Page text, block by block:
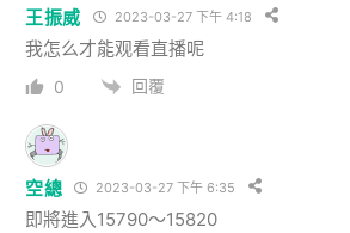
王振威 2023-03-27 下午 4:18
我怎么才能观看直播呢
0 回覆
空總 2023-03-27 下午 6:35
即將進入15790～15820